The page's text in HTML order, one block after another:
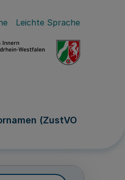
Leichte Sprache
(ZustVO